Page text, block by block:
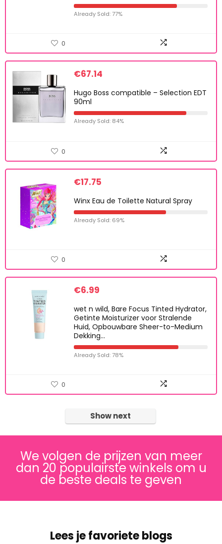
Already Sold: 77%
0
€67.14
Hugo Boss compatible – Selection EDT
90ml
Already Sold: 84%
0
€17.75
Winx Eau de Toilette Natural Spray
Already Sold: 69%
0
€6.99
wet n wild, Bare Focus Tinted Hydrator,
Getinte Moisturizer voor Stralende
Huid, Opbouwbare Sheer-to-Medium
Dekking…
Already Sold: 78%
0
Show next
We volgen de prijzen van meer
dan 20 populairste winkels om u
de beste deals te geven
Lees je favoriete blogs